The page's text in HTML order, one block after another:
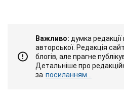
Важливо: думка редакції
авторської. Редакція
блогів, але прагне
Детальніше про
за посиланням...